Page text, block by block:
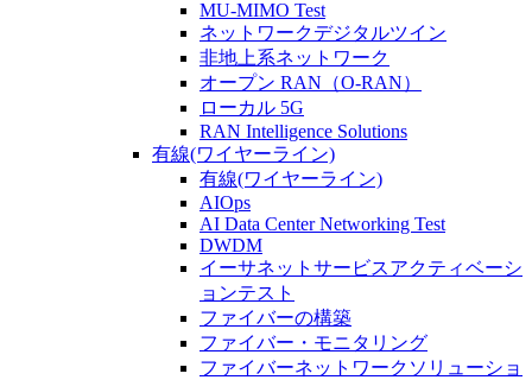
MU-MIMO Test
ネットワークデジタルツイン
非地上系ネットワーク
オープン RAN（O-RAN）
ローカル 5G
RAN Intelligence Solutions
有線(ワイヤーライン)
有線(ワイヤーライン)
AIOps
AI Data Center Networking Test
DWDM
イーサネットサービスアクティベーシ
ョンテスト
ファイバーの構築
ファイバー・モニタリング
ファイバーネットワークソリューショ